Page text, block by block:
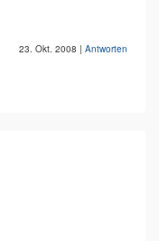
23. Okt. 2008 | Antworten